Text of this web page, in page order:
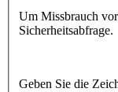
Um Missbrauch
Sicherheitsabfrage.
Geben Sie die